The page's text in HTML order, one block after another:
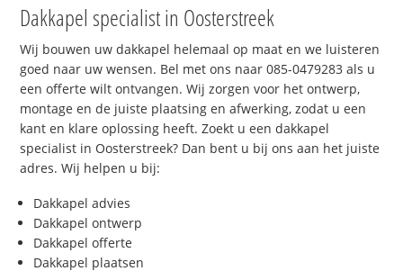
Dakkapel specialist in Oosterstreek
Wij bouwen uw dakkapel helemaal op maat en we luisteren
goed naar uw wensen. Bel met ons naar 085-0479283 als u
een offerte wilt ontvangen. Wij zorgen voor het ontwerp,
montage en de juiste plaatsing en afwerking, zodat u een
kant en klare oplossing heeft. Zoekt u een dakkapel
specialist in Oosterstreek? Dan bent u bij ons aan het juiste
adres. Wij helpen u bij:
Dakkapel advies
Dakkapel ontwerp
Dakkapel offerte
Dakkapel plaatsen